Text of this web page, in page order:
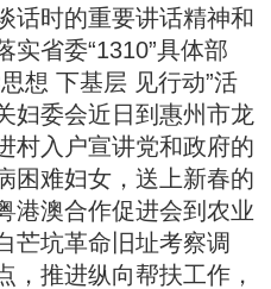
话时的重要讲话精神和
实省委“1310”具体部
想 下基层 见行动”活
妇委会近日到惠州市龙
村入户宣讲党和政府的
困难妇女，送上新春的
港澳合作促进会到农业
芒坑革命旧址考察调
，推进纵向帮扶工作，